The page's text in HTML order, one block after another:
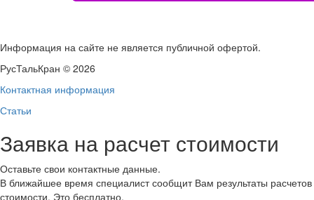
Информация на сайте не является публичной офертой.
РусТальКран © 2026
Контактная информация
Статьи
Заявка на расчет стоимости
Оставьте свои контактные данные.
В ближайшее время специалист сообщит Вам результаты расчетов
стоимости. Это бесплатно.